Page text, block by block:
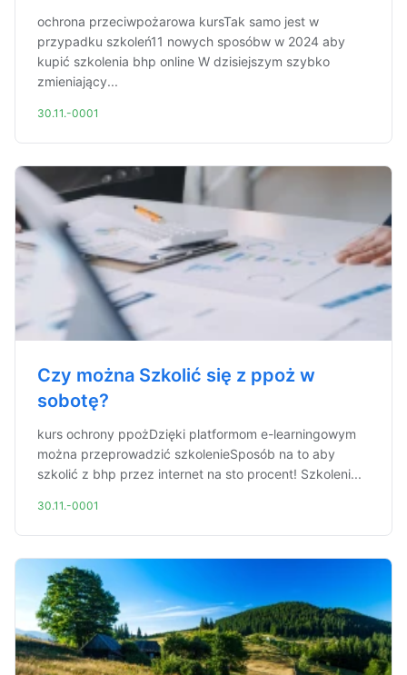
ochrona przeciwpożarowa kursTak samo jest w
przypadku szkoleń11 nowych sposóbw w 2024 aby
kupić szkolenia bhp online W dzisiejszym szybko
zmieniający...
30.11.-0001
Czy można Szkolić się z ppoż w
sobotę?
kurs ochrony ppożDzięki platformom e-learningowym
można przeprowadzić szkolenieSposób na to aby
szkolić z bhp przez internet na sto procent! Szkoleni...
30.11.-0001